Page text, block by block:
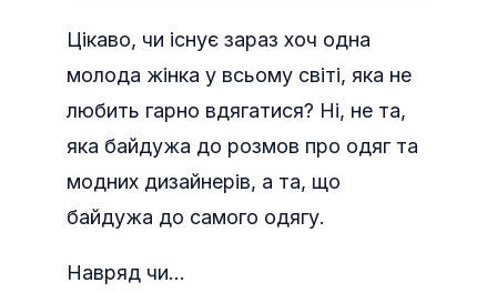
Цікаво, чи існує зараз хоч одна
молода жінка у всьому світі, яка не
любить гарно вдягатися? Ні, не та,
яка байдужа до розмов про одяг та
модних дизайнерів, а та, що
байдужа до самого одягу.
Навряд чи…